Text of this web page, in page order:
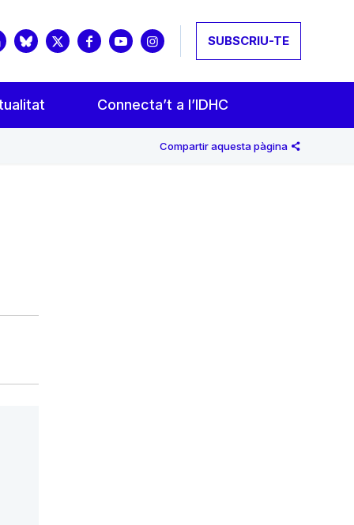
SUBSCRIU-TE
Connecta’t a l’IDHC
Compartir aquesta pàgina